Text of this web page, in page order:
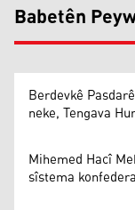
Babetên
Berdevkê
neke, Tengava
Mihemed Hacî
sîstema